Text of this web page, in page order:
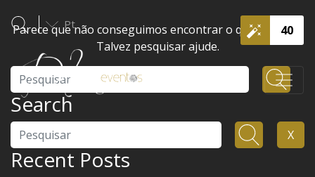
40
Pt
Parece que não conseguimos encontrar o que procura.
Talvez pesquisar ajude.
Search
Pesquisar X
Recent Posts